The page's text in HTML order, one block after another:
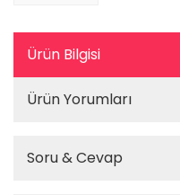
Ürün Bilgisi
Ürün Yorumları
Soru & Cevap